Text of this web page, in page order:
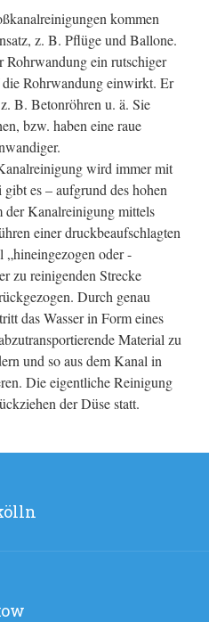
kommen
z. B. Pflüge und Ballone.
Rohrwandung ein rutschiger
Rohrwandung einwirkt. Er
B. Betonröhren u. ä. Sie
bzw. haben eine raue
wird immer mit
es – aufgrund des hohen
der Kanalreinigung mittels
einer druckbeaufschlagten
oder -
zu reinigenden Strecke
Durch genau
das Wasser in Form eines
Material zu
und so aus dem Kanal in
Die eigentliche Reinigung
der Düse statt.